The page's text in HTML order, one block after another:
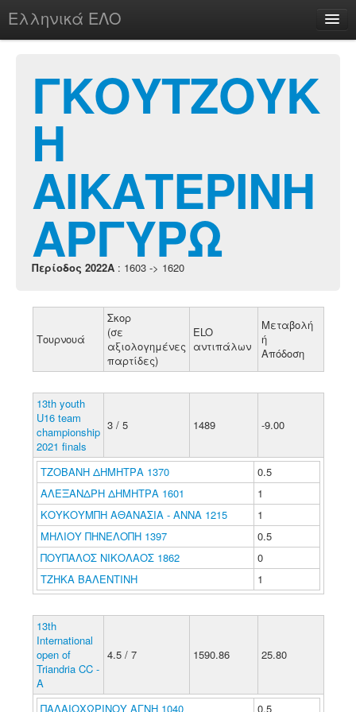
Ελληνικά ΕΛΟ
Login
ΓΚΟΥΤΖΟΥΚ
Η
ΑΙΚΑΤΕΡΙΝΗ
ΑΡΓΥΡΩ
Περίοδος 2022A : 1603 -> 1620
Τουρνουά
Σκορ
(σε
αξιολογημένες
παρτίδες)
ELO
αντιπάλων
Μεταβολή
ή
Απόδοση
13th youth
U16 team
championship
2021 finals
3 / 5 1489 -9.00
ΤΖΟΒΑΝΗ ΔΗΜΗΤΡΑ 1370
0.5
ΑΛΕΞΑΝΔΡΗ ΔΗΜΗΤΡΑ 1601
1
ΚΟΥΚΟΥΜΠΗ ΑΘΑΝΑΣΙΑ - ΑΝΝΑ 1215
1
ΜΗΛΙΟΥ ΠΗΝΕΛΟΠΗ 1397
0.5
ΠΟΥΠΑΛΟΣ ΝΙΚΟΛΑΟΣ 1862
0
ΤΖΗΚΑ ΒΑΛΕΝΤΙΝΗ
1
13th
International
open of
Triandria CC -
A
4.5 / 7 1590.86 25.80
ΠΑΛΑΙΟΧΩΡΙΝΟΥ ΑΓΝΗ 1040 0.5